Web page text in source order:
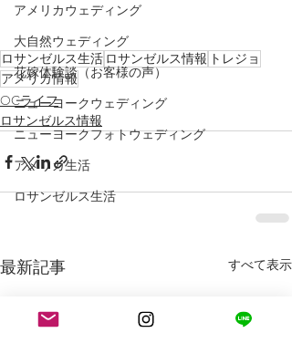
アメリカウェディング
大自然ウェディング
花嫁体験談（お客様の声）
ニューヨークウェディング
ニューヨークフォトウェディング
アメリカ生活
ロサンゼルス生活
ロサンゼルス生活 ロサンゼルス情報 トレジョ
アメリカ情報
OCライフ
ロサンゼルス情報
最新記事 すべて表示